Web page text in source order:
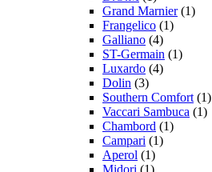
Grand Marnier (1)
Frangelico (1)
Galliano (4)
ST-Germain (1)
Luxardo (4)
Dolin (3)
Southern Comfort (1)
Vaccari Sambuca (1)
Chambord (1)
Campari (1)
Aperol (1)
Midori (1)